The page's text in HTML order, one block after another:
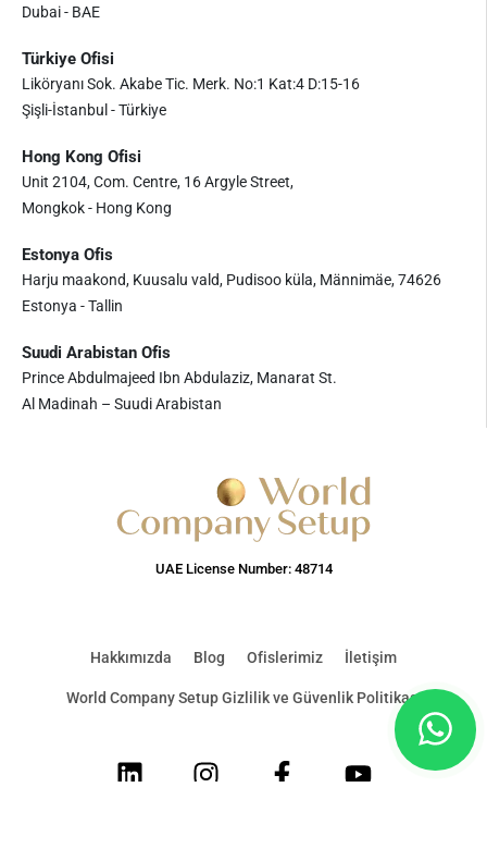
Dubai - BAE
Türkiye Ofisi
Liköryanı Sok. Akabe Tic. Merk. No:1 Kat:4 D:15-16
Şişli-İstanbul - Türkiye
Hong Kong Ofisi
Unit 2104, Com. Centre, 16 Argyle Street,
Mongkok - Hong Kong
Estonya Ofis
Harju maakond, Kuusalu vald, Pudisoo küla, Männimäe, 74626
Estonya - Tallin
Suudi Arabistan Ofis
Prince Abdulmajeed Ibn Abdulaziz, Manarat St.
Al Madinah – Suudi Arabistan
UAE License Number: 48714
Hakkımızda Blog Ofislerimiz İletişim
World Company Setup Gizlilik ve Güvenlik Politikası